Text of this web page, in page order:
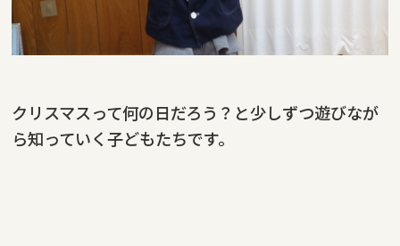
クリスマスって何の日だろう？と少しずつ遊びなが
ら知っていく子どもたちです。